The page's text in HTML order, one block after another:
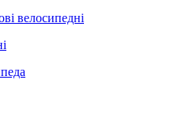
велосипедні